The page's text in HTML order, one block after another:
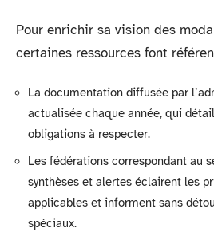
Pour enrichir sa vision des
certaines ressources font
La documentation diffusée par
actualisée chaque année, qui
obligations à respecter.
Les fédérations correspondant au
synthèses et alertes éclairent les
applicables et informent sans
spéciaux.